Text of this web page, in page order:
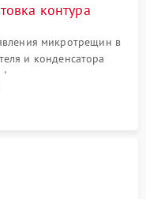
контура
микротрещин в
и конденсатора
осушителя и
засоров.